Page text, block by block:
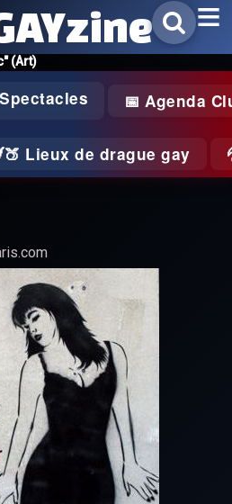
(Art)
📅 Agenda
Lieux de drague gay